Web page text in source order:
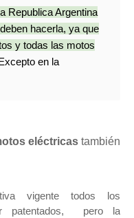
Republica Argentina
hacerla, ya que
y todas las motos
en la
eléctricas también
vigente todos los
patentados, pero la